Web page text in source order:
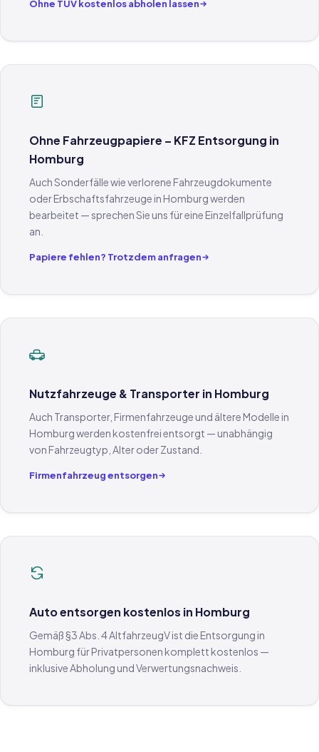
Ohne TÜV kostenlos abholen lassen
Ohne Fahrzeugpapiere – KFZ Entsorgung in
Homburg
Auch Sonderfälle wie verlorene Fahrzeugdokumente
oder Erbschaftsfahrzeuge in Homburg werden
bearbeitet — sprechen Sie uns für eine Einzelfallprüfung
an.
Papiere fehlen? Trotzdem anfragen
Nutzfahrzeuge & Transporter in Homburg
Auch Transporter, Firmenfahrzeuge und ältere Modelle in
Homburg werden kostenfrei entsorgt — unabhängig
von Fahrzeugtyp, Alter oder Zustand.
Firmenfahrzeug entsorgen
Auto entsorgen kostenlos in Homburg
Gemäß §3 Abs. 4 AltfahrzeugV ist die Entsorgung in
Homburg für Privatpersonen komplett kostenlos —
inklusive Abholung und Verwertungsnachweis.